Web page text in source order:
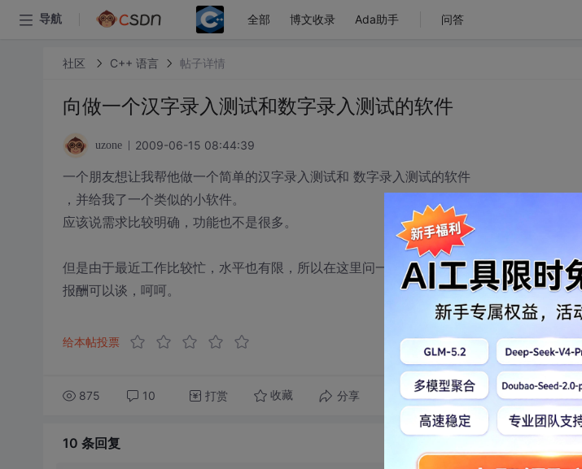
导航 全部 博文收录 Ada助手 问答
社区 C++ 语言 帖子详情
向做一个汉字录入测试和数字录入测试的软件
uzone 2009-06-15 08:44:39
一个朋友想让我帮他做一个简单的汉字录入测试和 数字录入测试的软件
，并给我了一个类似的小软件。
应该说需求比较明确，功能也不是很多。
但是由于最近工作比较忙，水平也有限，所以在这里问一下有高手愿意做吗，
报酬可以谈，呵呵。
给本帖投票
875 10 打赏 收藏 分享 转发到动态 举报
10 条回复